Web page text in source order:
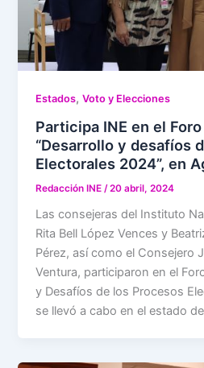
Estados,Voto y Elecciones
Participa INE en el
“Desarrollo y desafíos
Electorales 2024”, en
Redacción INE /20 abril, 2024
Las consejeras del Instituto
Rita Bell López Vences y
Pérez, así como el Consejero
Ventura, participaron en el
y Desafíos de los Procesos
se llevó a cabo en el estado